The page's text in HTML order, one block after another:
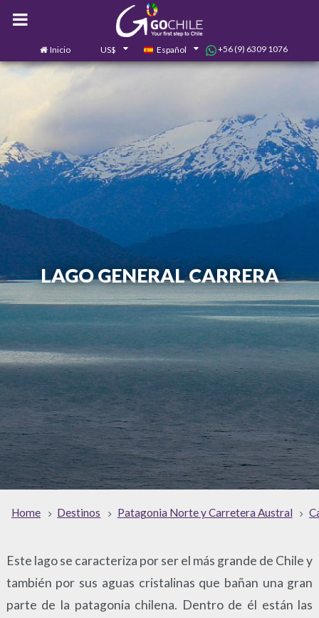
Inicio US$ Español +56 (9) 6309 1076
LAGO GENERAL CARRERA
Home Destinos Patagonia Norte y Carretera Austral
Este lago se caracteriza por ser el más grande de Chile y
también por sus aguas cristalinas que bañan una gran
parte de la patagonia chilena. Dentro de él están las